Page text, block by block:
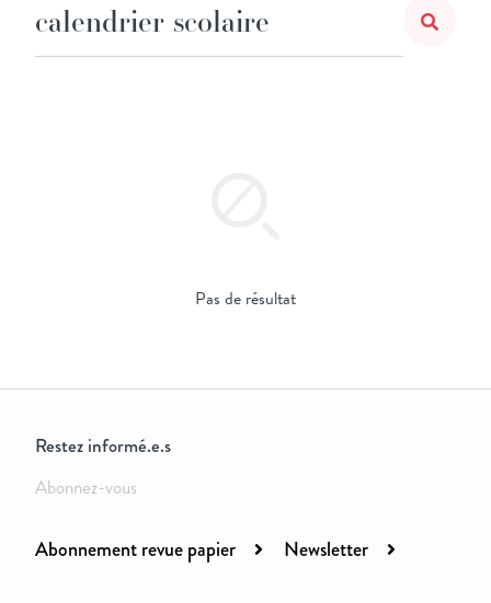
AUTEUR.ES
Pas de résultat
Restez informé.e.s
Abonnez-vous
Abonnement revue papier Newsletter